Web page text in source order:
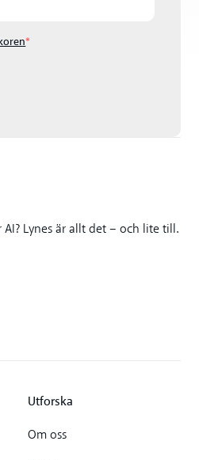
*
AI? Lynes är allt det – och lite till.
Utforska
Om oss